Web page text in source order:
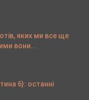
яких ми все ще
вони...
6}: останні